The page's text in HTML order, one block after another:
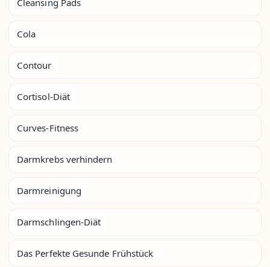
Cola
Contour
Cortisol-Diät
Curves-Fitness
Darmkrebs verhindern
Darmreinigung
Darmschlingen-Diät
Das Perfekte Gesunde Frühstück